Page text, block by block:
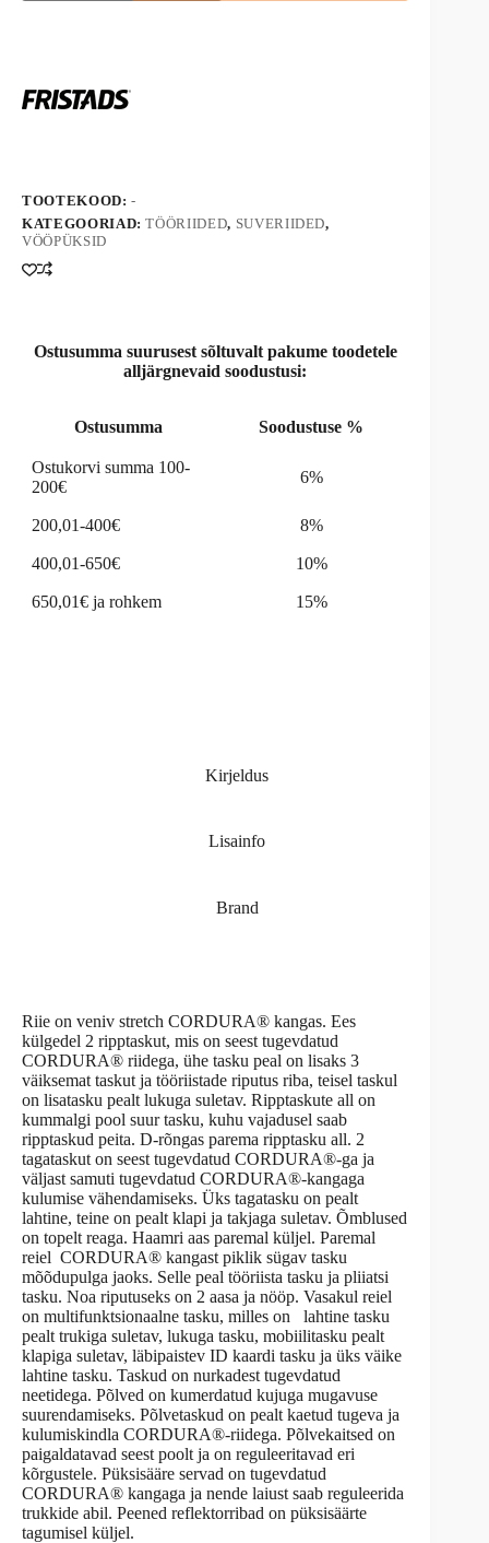
kogus
r
n
e
:
TOOTEKOOD:-
KATEGOORIAD:TÖÖRIIDED, SUVERIIDED,
VÖÖPÜKSID
Ostusumma suurusest sõltuvalt pakume toodetele
alljärgnevaid soodustusi:
Ostusumma Soodustuse %
Ostukorvi summa 100-
200€
6%
200,01-400€ 8%
400,01-650€ 10%
650,01€ ja rohkem 15%
Kirjeldus
Lisainfo
Brand
Riie on veniv stretch CORDURA® kangas. Ees
külgedel 2 ripptaskut, mis on seest tugevdatud
CORDURA® riidega, ühe tasku peal on lisaks 3
väiksemat taskut ja tööriistade riputus riba, teisel taskul
on lisatasku pealt lukuga suletav. Ripptaskute all on
kummalgi pool suur tasku, kuhu vajadusel saab
ripptaskud peita. D-rõngas parema ripptasku all. 2
tagataskut on seest tugevdatud CORDURA®-ga ja
väljast samuti tugevdatud CORDURA®-kangaga
kulumise vähendamiseks. Üks tagatasku on pealt
lahtine, teine on pealt klapi ja takjaga suletav. Õmblused
on topelt reaga. Haamri aas paremal küljel. Paremal
reiel CORDURA® kangast piklik sügav tasku
mõõdupulga jaoks. Selle peal tööriista tasku ja pliiatsi
tasku. Noa riputuseks on 2 aasa ja nööp. Vasakul reiel
on multifunktsionaalne tasku, milles on lahtine tasku
pealt trukiga suletav, lukuga tasku, mobiilitasku pealt
klapiga suletav, läbipaistev ID kaardi tasku ja üks väike
lahtine tasku. Taskud on nurkadest tugevdatud
neetidega. Põlved on kumerdatud kujuga mugavuse
suurendamiseks. Põlvetaskud on pealt kaetud tugeva ja
kulumiskindla CORDURA®-riidega. Põlvekaitsed on
paigaldatavad seest poolt ja on reguleeritavad eri
kõrgustele. Püksisääre servad on tugevdatud
CORDURA® kangaga ja nende laiust saab reguleerida
trukkide abil. Peened reflektorribad on püksisäärte
tagumisel küljel.